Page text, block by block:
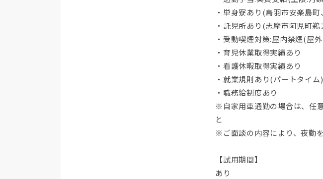
・単身寮あり(鳥羽市安楽島
・託児所あり(志摩市阿児町
・受動喫煙対策:屋内禁煙(屋
・育児休業取得実績あり
・看護休暇取得実績あり
・就業規則あり(パートタイム)
・職務給制度あり
※自家用車通勤の場合は、任
と
※ご面談の内容により、夜勤
【試用期間】
あり